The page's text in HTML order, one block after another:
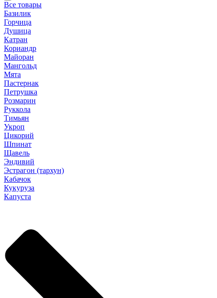
Все товары
Базилик
Горчица
Душица
Катран
Кориандр
Майоран
Мангольд
Мята
Пастернак
Петрушка
Розмарин
Руккола
Тимьян
Укроп
Цикорий
Шпинат
Щавель
Эндивий
Эстрагон (тархун)
Кабачок
Кукуруза
Капуста